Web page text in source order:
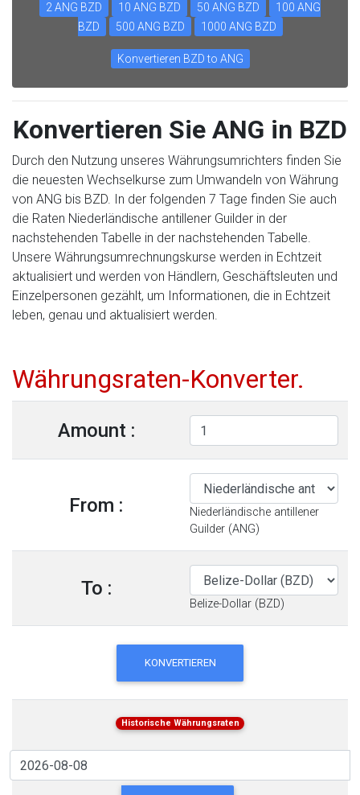
2 ANG BZD 10 ANG BZD 50 ANG BZD
100 ANG
BZD
500 ANG BZD 1000 ANG BZD
Konvertieren BZD to ANG
Konvertieren Sie ANG in BZD
Durch den Nutzung unseres Währungsumrichters finden Sie
die neuesten Wechselkurse zum Umwandeln von Währung
von ANG bis BZD. In der folgenden 7 Tage finden Sie auch
die Raten Niederländische antillener Guilder in der
nachstehenden Tabelle in der nachstehenden Tabelle.
Unsere Währungsumrechnungskurse werden in Echtzeit
aktualisiert und werden von Händlern, Geschäftsleuten und
Einzelpersonen gezählt, um Informationen, die in Echtzeit
leben, genau und aktualisiert werden.
Währungsraten-Konverter.
Amount :
From :
Niederländische antillener
Guilder (ANG)
To :
Belize-Dollar (BZD)
KONVERTIEREN
Historische Währungsraten